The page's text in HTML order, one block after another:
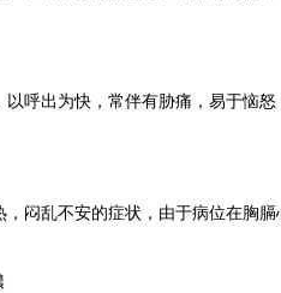
以呼出为快，常伴有胁痛，易于恼
，闷乱不安的症状，由于病位在胸